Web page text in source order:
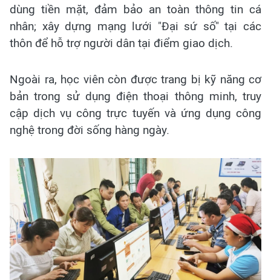
dùng tiền mặt, đảm bảo an toàn thông tin cá
nhân; xây dựng mạng lưới "Đại sứ số" tại các
thôn để hỗ trợ người dân tại điểm giao dịch.
Ngoài ra, học viên còn được trang bị kỹ năng cơ
bản trong sử dụng điện thoại thông minh, truy
cập dịch vụ công trực tuyến và ứng dụng công
nghệ trong đời sống hàng ngày.